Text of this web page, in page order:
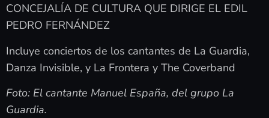
CONCEJALÍA DE CULTURA QUE DIRIGE EL EDIL
PEDRO FERNÁNDEZ
Incluye conciertos de los cantantes de La Guardia,
Danza Invisible, y La Frontera y The Coverband
Foto: El cantante Manuel España, del grupo La
Guardia.